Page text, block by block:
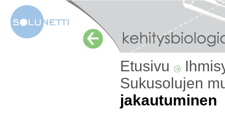
Etusivu
Sukusolujen
jakautuminen